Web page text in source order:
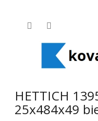
HETTICH
25x484x49